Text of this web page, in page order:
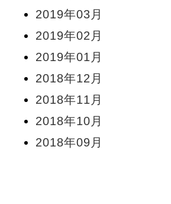
2019年03月
2019年02月
2019年01月
2018年12月
2018年11月
2018年10月
2018年09月